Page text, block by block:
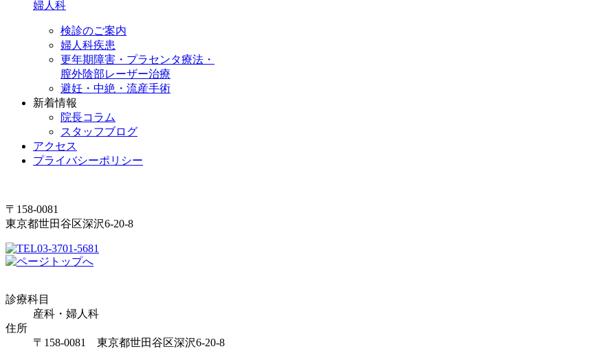
婦人科
検診のご案内
婦人科疾患
更年期障害・プラセンタ療法・
膣外陰部レーザー治療
避妊・中絶・流産手術
新着情報
院長コラム
スタッフブログ
アクセス
プライバシーポリシー
〒158-0081
東京都世田谷区深沢6-20-8
03-3701-5681
診療科目
産科・婦人科
住所
〒158-0081 東京都世田谷区深沢6-20-8